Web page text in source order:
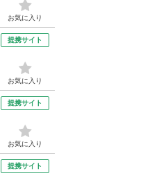
お気に入り
提携サイト
お気に入り
提携サイト
お気に入り
提携サイト